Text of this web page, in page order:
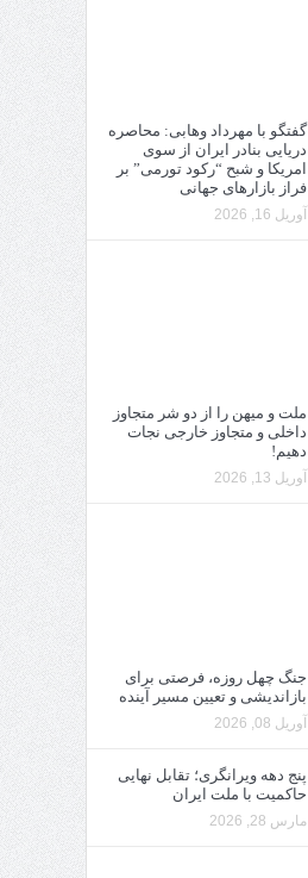
گفتگو با مهرداد وهابی: محاصره
دریایی بنادر ایران از سوی
امریکا و شبح “رکود تورمی” بر
فراز بازارهای جهانی
آوریل 16, 2026
ملت و میهن را از دو شر متجاوز
داخلی و متجاوز خارجی نجات
دهیم!
آوریل 13, 2026
جنگ چهل روزه، فرصتی برای
بازاندیشی و تعیین مسیر آینده
آوریل 08, 2026
پنج دهه ویرانگری؛ تقابل نهایی
حاکمیت با ملت ایران
مارس 28, 2026